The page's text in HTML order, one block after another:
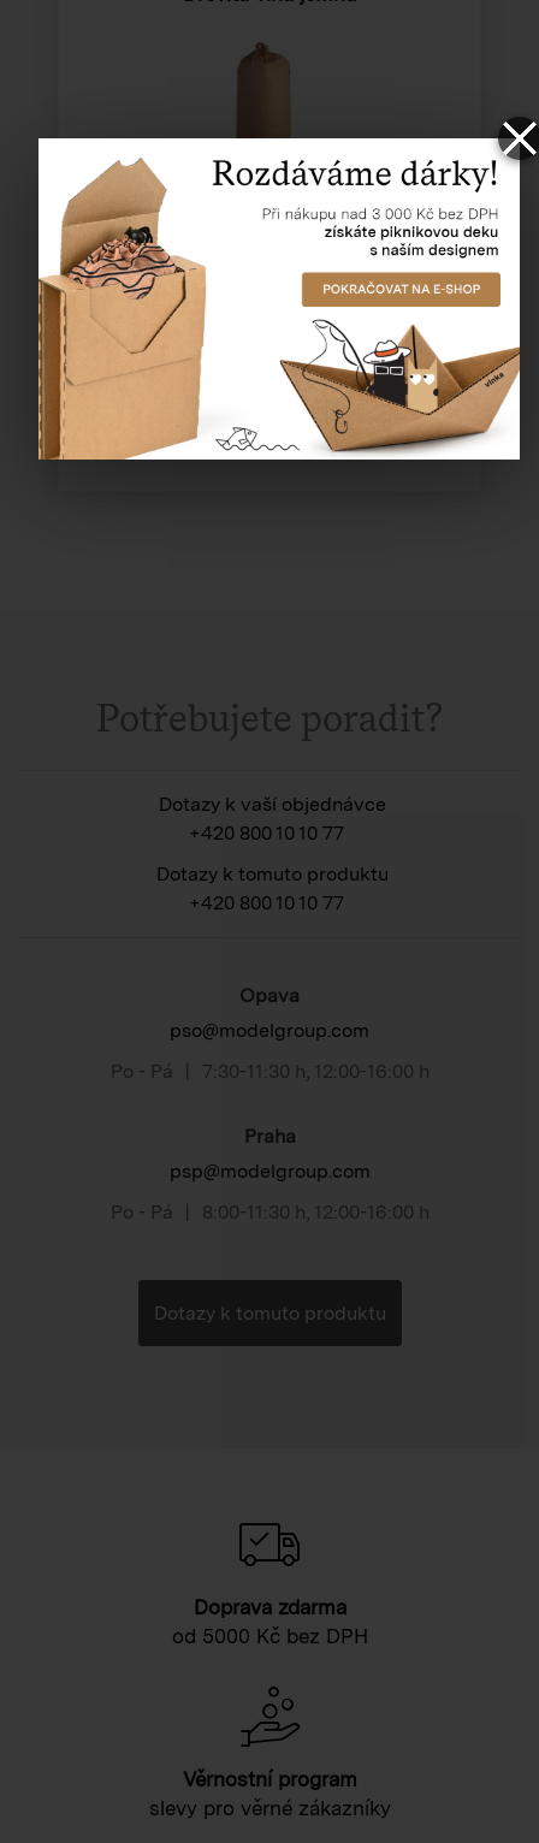
Potřebujete poradit?
Dotazy k vaší objednávce
+420 800 10 10 77
Dotazy k tomuto produktu
+420 800 10 10 77
Opava
pso@modelgroup.com
Po - Pá
7:30-11:30 h 12:00-16:00 h
Praha
psp@modelgroup.com
Po - Pá
8:00-11:30 h 12:00-16:00 h
Dotazy k tomuto produktu
Doprava zdarma
od 5000 Kč bez DPH
Věrnostní program
slevy pro věrné zákazníky